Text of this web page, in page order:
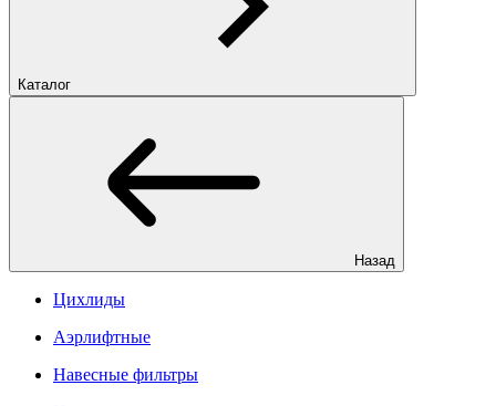
Каталог
Назад
Цихлиды
Аэрлифтные
Навесные фильтры